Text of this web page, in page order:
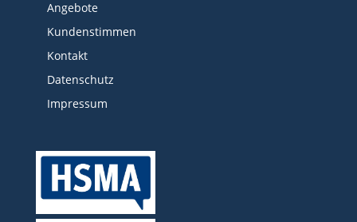
Angebote
Kundenstimmen
Kontakt
Datenschutz
Impressum